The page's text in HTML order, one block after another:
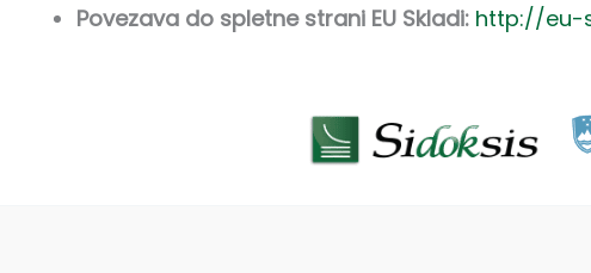
Povezava do spletne strani EU Skladi: http://eu-